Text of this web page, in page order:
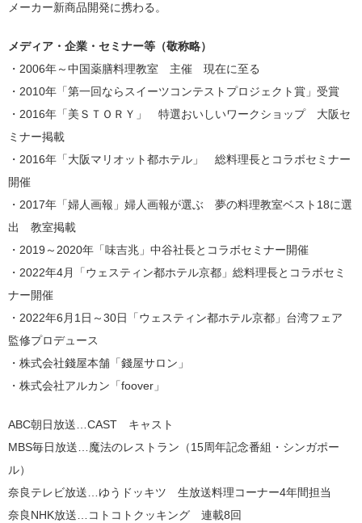
メーカー新商品開発に携わる。
メディア・企業・セミナー等（敬称略）
・2006年～中国薬膳料理教室 主催 現在に至る
・2010年「第一回ならスイーツコンテストプロジェクト賞」受賞
・2016年「美ＳＴＯＲＹ」 特選おいしいワークショップ 大阪セ
ミナー掲載
・2016年「大阪マリオット都ホテル」 総料理長とコラボセミナー
開催
・2017年「婦人画報」婦人画報が選ぶ 夢の料理教室ベスト18に選
出 教室掲載
・2019～2020年「味吉兆」中谷社長とコラボセミナー開催
・2022年4月「ウェスティン都ホテル京都」総料理長とコラボセミ
ナー開催
・2022年6月1日～30日「ウェスティン都ホテル京都」台湾フェア
監修プロデュース
・株式会社錢屋本舗「錢屋サロン」
・株式会社アルカン「foover」
ABC朝日放送…CAST キャスト
MBS毎日放送…魔法のレストラン（15周年記念番組・シンガポー
ル）
奈良テレビ放送…ゆうドッキツ 生放送料理コーナー4年間担当
奈良NHK放送…コトコトクッキング 連載8回